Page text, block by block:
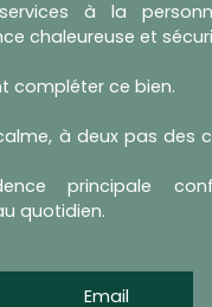
à la
chaleureuse et
compléter ce bien.
à deux pas des
principale
quotidien.
Email